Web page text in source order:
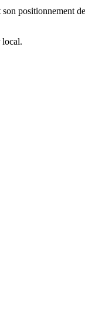
son positionnement
local.